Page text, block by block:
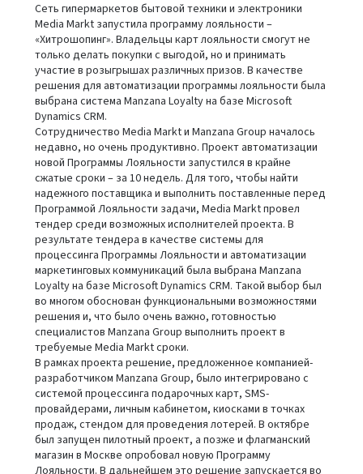
Сеть гипермаркетов бытовой техники и электроники
Media Markt запустила программу лояльности –
«Хитрошопинг». Владельцы карт лояльности смогут не
только делать покупки с выгодой, но и принимать
участие в розыгрышах различных призов. В качестве
решения для автоматизации программы лояльности была
выбрана система Manzana Loyalty на базе Microsoft
Dynamics CRM.
Сотрудничество Media Markt и Manzana Group началось
недавно, но очень продуктивно. Проект автоматизации
новой Программы Лояльности запустился в крайне
сжатые сроки – за 10 недель. Для того, чтобы найти
надежного поставщика и выполнить поставленные перед
Программой Лояльности задачи, Media Markt провел
тендер среди возможных исполнителей проекта. В
результате тендера в качестве системы для
процессинга Программы Лояльности и автоматизации
маркетинговых коммуникаций была выбрана Manzana
Loyalty на базе Microsoft Dynamics CRM. Такой выбор был
во многом обоснован функциональными возможностями
решения и, что было очень важно, готовностью
специалистов Manzana Group выполнить проект в
требуемые Media Markt сроки.
В рамках проекта решение, предложенное компанией-
разработчиком Manzana Group, было интегрировано с
системой процессинга подарочных карт, SMS-
провайдерами, личным кабинетом, киосками в точках
продаж, стендом для проведения лотерей. В октябре
был запущен пилотный проект, а позже и флагманский
магазин в Москве опробовал новую Программу
Лояльности. В дальнейшем это решение запускается во